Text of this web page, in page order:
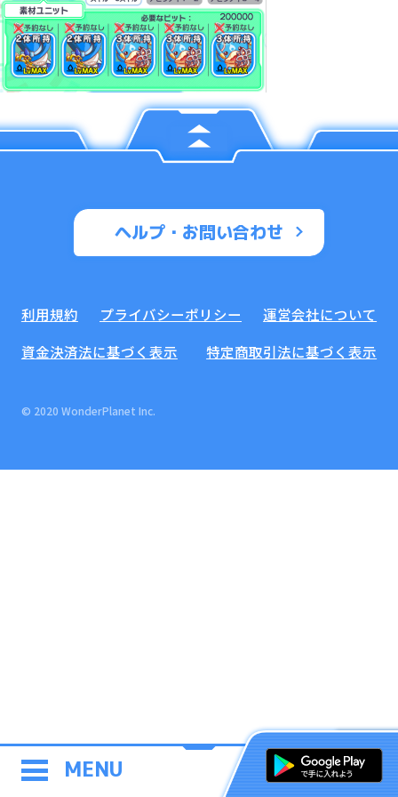
MENU
ヘルプ・お問い合わせ
利用規約 プライバシーポリシー
運営会社について
資金決済法に基づく表示
特定商取引法に基づく表示
© 2020 WonderPlanet Inc.